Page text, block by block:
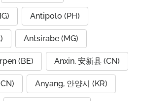
Antipolo (PH)
Antsirabe (MG)
(BE) Anxin, 安新县 (CN)
Anyang, 안양시 (KR)